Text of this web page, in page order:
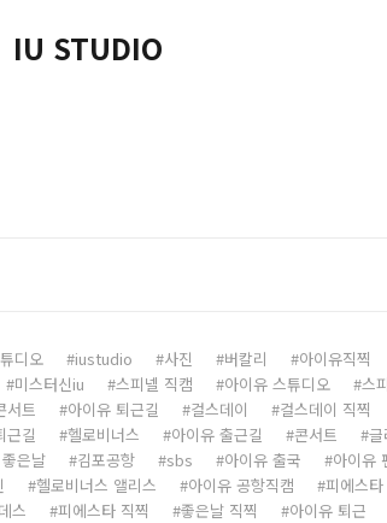
IU STUDIO
디오 iustudio 사진 버칼리 아이유직찍
미스터신iu 스피넬 직캠 아이유 스튜디오 스
서트 아이유 퇴근길 걸스데이 걸스데이 직찍
근길 헬로비너스 아이유 출근길 콘서트 글
은날 김포공항 sbs 아이유 출국 아이유
헬로비너스 앨리스 아이유 공항직캠 피에스타
스 피에스타 직찍 좋은날 직찍 아이유 퇴근